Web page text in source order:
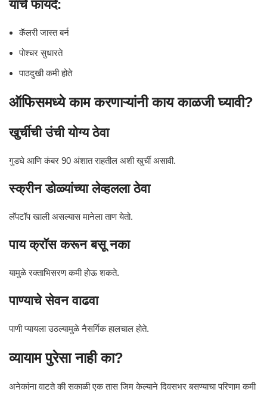
याचे फायदे:
कॅलरी जास्त बर्न
पोश्चर सुधारते
पाठदुखी कमी होते
ऑफिसमध्ये काम करणाऱ्यांनी काय काळजी घ्यावी?
खुर्चीची उंची योग्य ठेवा
गुडघे आणि कंबर 90 अंशात राहतील अशी खुर्ची असावी.
स्क्रीन डोळ्यांच्या लेव्हलला ठेवा
लॅपटॉप खाली असल्यास मानेला ताण येतो.
पाय क्रॉस करून बसू नका
यामुळे रक्ताभिसरण कमी होऊ शकते.
पाण्याचे सेवन वाढवा
पाणी प्यायला उठल्यामुळे नैसर्गिक हालचाल होते.
व्यायाम पुरेसा नाही का?
अनेकांना वाटते की सकाळी एक तास जिम केल्याने दिवसभर बसण्याचा परिणाम कमी